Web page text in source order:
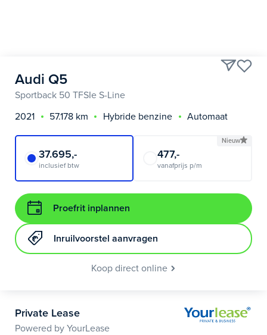
Audi Q5
Sportback 50 TFSIe S-Line
2021
57.178 km Hybride benzine Automaat
37.695,-
inclusief btw
Nieuw
477,-
vanafprijs p/m
Proefrit inplannen
Inruilvoorstel aanvragen
Koop direct online
Private Lease
Powered by YourLease